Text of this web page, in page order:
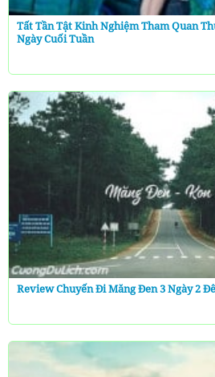
Tất Tần Tật Kinh Nghiệm Tham Quan
Ngày Cuối Tuần
Review Chuyến Đi Măng Đen 3 Ngày 2